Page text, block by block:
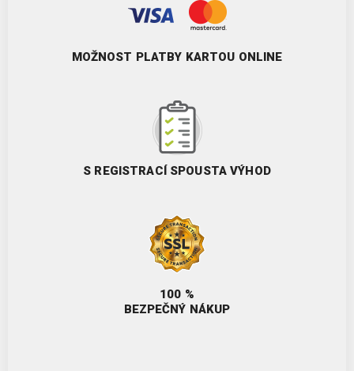
MOŽNOST PLATBY KARTOU ONLINE
S REGISTRACÍ SPOUSTA VÝHOD
100 %
BEZPEČNÝ NÁKUP